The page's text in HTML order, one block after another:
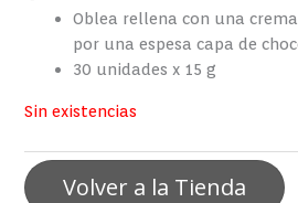
Oblea rellena con una
por una espesa capa de
30 unidades x 15 g
Sin existencias
Volver a la Tienda